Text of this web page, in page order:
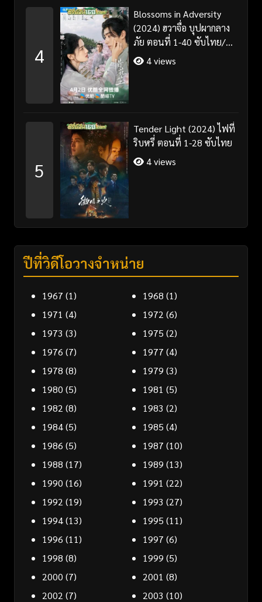
4
Blossoms in Adversity
(2024) ฮวาจื่อ บุปผากลาง
ภัย ตอนที่ 1-40 ซับไทย/
พากย์ไทย
4 views
5
Tender Light (2024) ไฟที่
ริบหรี่ ตอนที่ 1-28 ซับไทย
4 views
ปีที่วิดีโอวางจำหน่าย
1967 (1) 1968 (1)
1971 (4) 1972 (6)
1973 (3) 1975 (2)
1976 (7) 1977 (4)
1978 (8) 1979 (3)
1980 (5) 1981 (5)
1982 (8) 1983 (2)
1984(5) 1985 (4)
1986 (5) 1987 (10)
1988 (17) 1989 (13)
1990 (16) 1991 (22)
1992 (19) 1993 (27)
1994(13) 1995 (11)
1996 (11) 1997 (6)
1998 (8) 1999 (5)
2000 (7) 2001 (8)
2002 (7) 2003 (10)